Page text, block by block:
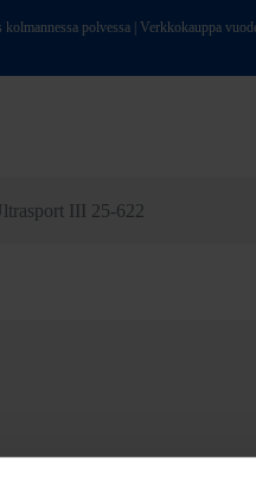
polvessa | Verkkokauppa
III 25-622